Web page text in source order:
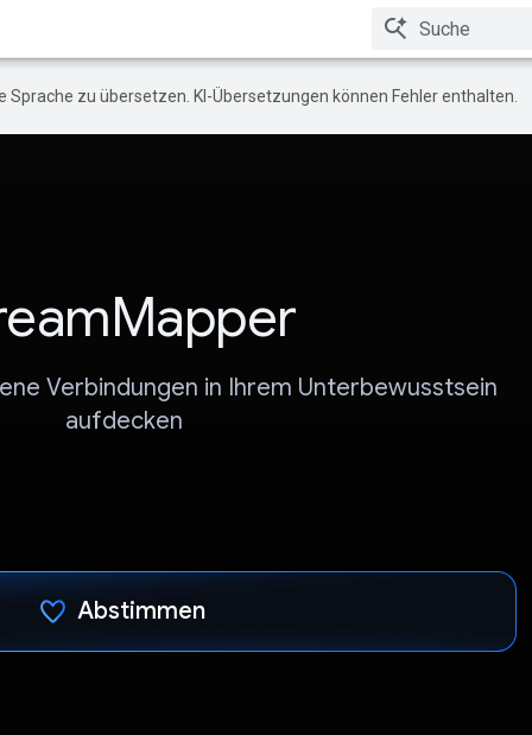
zu übersetzen. KI-Übersetzungen können Fehler enthalten.
Verbindungen in Ihrem Unterbewusstsein
aufdecken
Abstimmen